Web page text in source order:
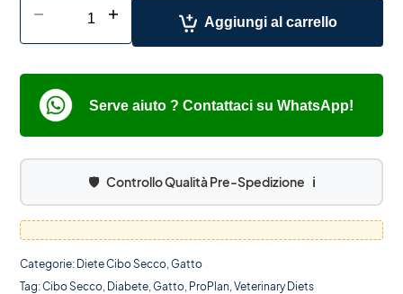
- + Aggiungi al carrello
Serve aiuto ? Contattaci su WhatsApp!
🛡️ Controllo Qualità Pre-Spedizione ℹ️
Categorie: Diete Cibo Secco,Gatto
Tag:Cibo Secco, Diabete,Gatto, ProPlan,Veterinary Diets